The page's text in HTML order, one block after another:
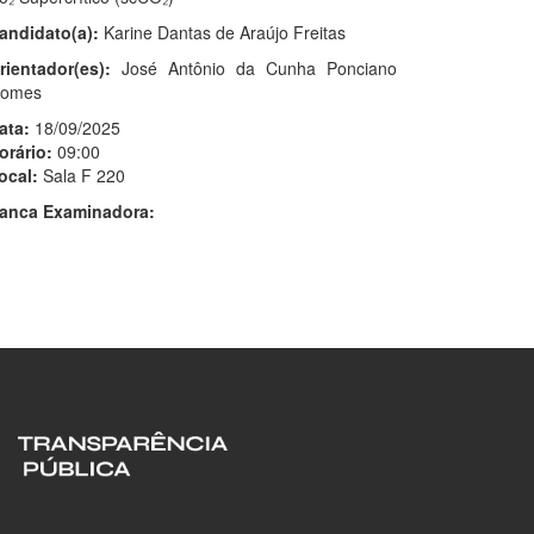
Karine Dantas de Araújo Freitas
José Antônio da Cunha Ponciano
18/09/2025
09:00
Sala F 220
Examinadora: